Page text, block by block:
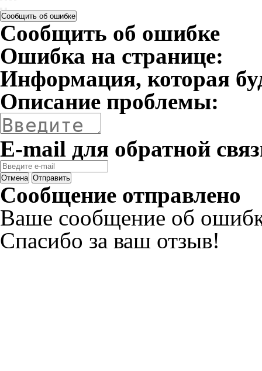
Сообщить об ошибке
Сообщить об ошибке
Ошибка на странице:
Информация, которая
Описание проблемы:
E-mail для обратной
Отмена Отправить
Сообщение отправлено
Ваше сообщение об
Спасибо за ваш отзыв!